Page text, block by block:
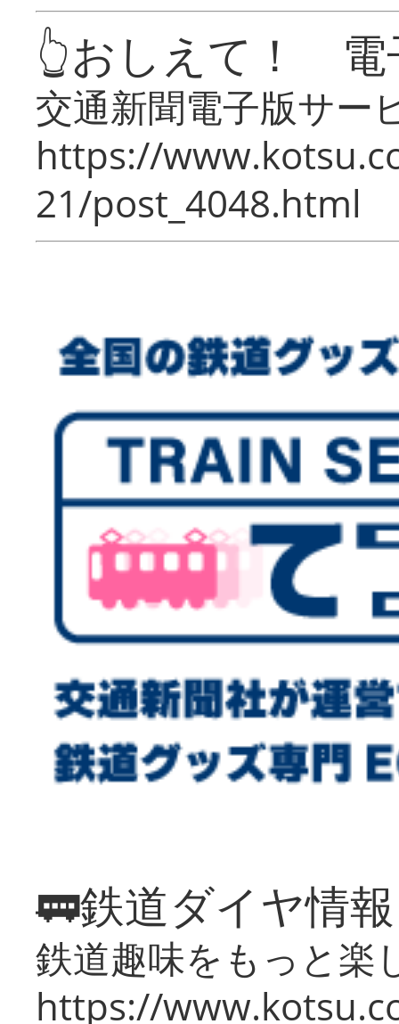
👆おしえて！ 電
交通新聞電子版サー
https://
21/post_4048.html
🚃鉄道ダイヤ情
鉄道趣味をもっと楽
https://